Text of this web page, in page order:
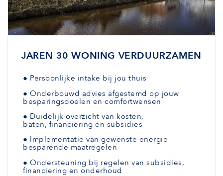
JAREN 30 WONING VERDUURZAMEN
● Persoonlijke intake bij jou thuis
● Onderbouwd advies afgestemd op jouw
besparingsdoelen en comfortwensen
● Duidelijk overzicht van kosten,
baten, financiering en subsidies
● Implementatie van gewenste energie
besparende maatregelen
● Ondersteuning bij regelen van subsidies,
financiering en onderhoud